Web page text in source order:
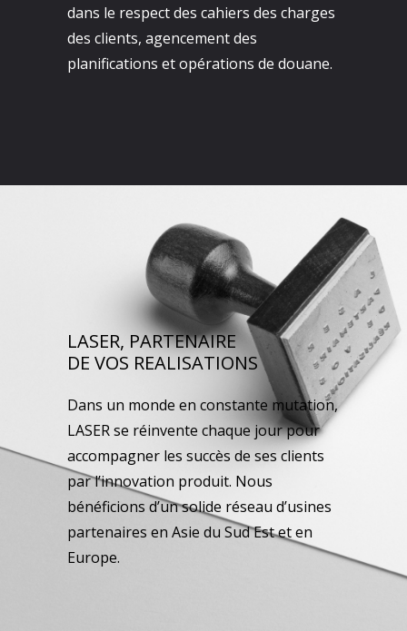
dans le respect des cahiers des charges
des clients, agencement des
planifications et opérations de douane.
LASER, PARTENAIRE
DE VOS REALISATIONS
Dans un monde en constante mutation,
LASER se réinvente chaque jour pour
accompagner les succès de ses clients
par l’innovation produit. Nous
bénéficions d’un solide réseau d’usines
partenaires en Asie du Sud Est et en
Europe.